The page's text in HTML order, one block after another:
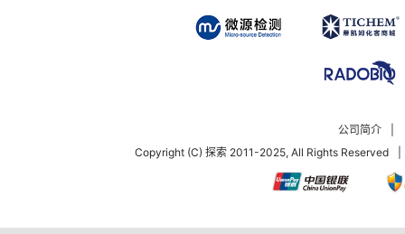
公司简介
Copyright (C) 探索 2011-2025, All Rights Reserved